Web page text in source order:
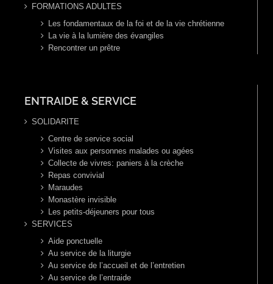
FORMATIONS ADULTES
Les fondamentaux de la foi et de la vie chrétienne
La vie à la lumière des évangiles
Rencontrer un prêtre
ENTRAIDE & SERVICE
SOLIDARITE
Centre de service social
Visites aux personnes malades ou agées
Collecte de vivres: paniers à la crèche
Repas convivial
Maraudes
Monastère invisible
Les petits-déjeuners pour tous
SERVICES
Aide ponctuelle
Au service de la liturgie
Au service de l’accueil et de l’entretien
Au service de l’entraide